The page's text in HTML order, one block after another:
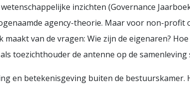
inzichten (Governance
agency-theorie. Maar voor non-
van de vragen: Wie zijn de eigenaren?
toezichthouder de antenne op de samenleving
en betekenisgeving buiten de bestuurskamer.